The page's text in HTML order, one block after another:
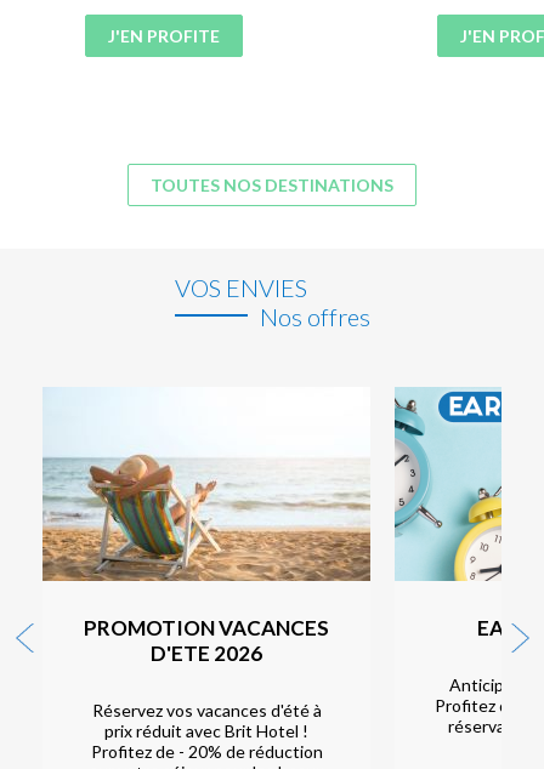
J'EN PROFITE J'EN
TOUTES NOS DESTINATIONS
VOS ENVIES
Nos offres
PROMOTION VACANCES
D'ETE 2026
Réservez vos vacances d'été à
prix réduit avec Brit Hotel !
Profitez de - 20% de réduction
Anticipez,
Profitez de 5
réservant